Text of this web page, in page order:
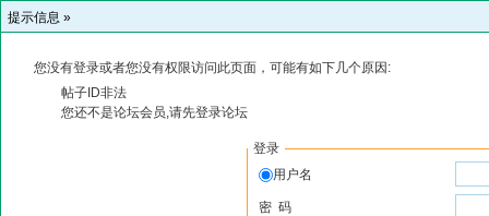
提示信息 »
您没有登录或者您没有权限访问此页面，可能有如下几个原因:
帖子ID非法
您还不是论坛会员,请先登录论坛
登录
用户名
密 码